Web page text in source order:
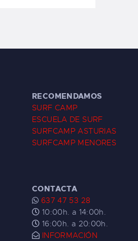
RECOMENDAMOS
SURF CAMP
ESCUELA DE SURF
SURFCAMP ASTURIAS
SURFCAMP MENORES
CONTACTA
637 47 53 28
10:00h. a 14:00h.
16:00h. a 20:00h.
INFORMACIÓN